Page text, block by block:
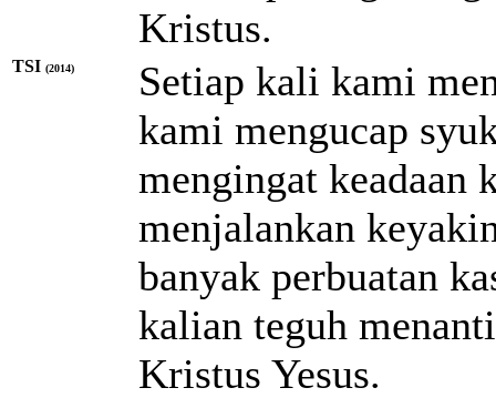
Kristus.
TSI (2014)
Setiap kali kami
kami mengucap
mengingat keadaan
menjalankan
banyak perbuatan
kalian teguh
Kristus Yesus.